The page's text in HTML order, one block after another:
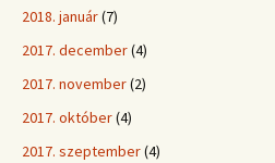
2018. január(7)
2017. december(4)
2017. november(2)
2017. október(4)
2017. szeptember(4)